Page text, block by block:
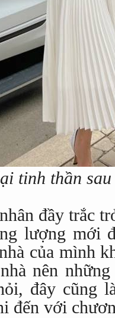
tinh thần
đầy trắc
lượng mới
của mình
nên
đây cũng
đến với